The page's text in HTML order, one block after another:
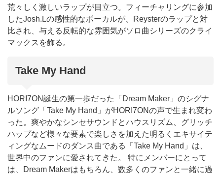
荒々しく激しいラップが目立つ。フィーチャリングに参加
したJosh.Lの感性的なボーカルが、Reysterのラップと対
比され、与える反転的な雰囲気がソロ曲シリーズのクライ
マックスを飾る。
Take My Hand
HORI7ON誕生の第一歩だった「Dream Maker」のシグナ
ルソング「Take My Hand」がHORI7ONの声で生まれ変わ
った。爽やかなシンセサウンドとハウスリズム、グリッチ
ハップなど様々な要素で楽しさを加えた明るくエキサイテ
ィングなムードのダンス曲である「Take My Hand」は、
世界中のファンに愛されてきた。 特にメンバーにとって
は、Dream Makerはもちろん、数多くのファンと一緒に過